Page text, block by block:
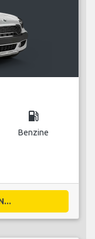
local_gas_station
Benzine